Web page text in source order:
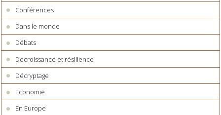
Conférences
Dans le monde
Débats
Décroissance et résilience
Décryptage
Economie
En Europe